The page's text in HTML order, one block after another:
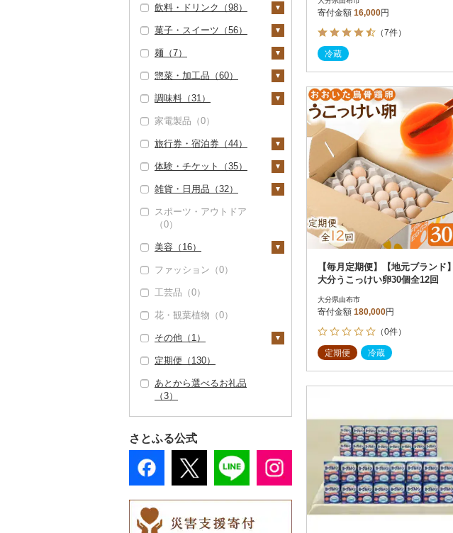
常陸牛（0）
上州牛（0）
飛騨牛（0）
近江牛（0）
神戸牛・神戸ビーフ
あか牛（0）
宮崎牛（0）
その他牛肉（精肉）
赤鶏さつま（0）
その他鶏肉（3）
海苔（1）
わかめ（0）
ひじき（0）
その他海苔・海藻
干物（0）
その他魚介・加工品
（0）
かまぼこ・練り製品
（0）
その他魚介・加工品
（3）
あきたこまち（0）
ひとめぼれ（1）
ミルキークィーン
（0）
（0）
自然薯（0）
レンコン（0）
にんにく・生姜（0）
その他根菜（0）
きのこ（9）
しいたけ（9）
松茸（0）
その他きのこ（0）
その他野菜（4）
山菜（1）
かぼちゃ（0）
茄子（0）
レタス（0）
その他野菜（3）
ビール・発泡酒（6）
ビール（0）
発泡酒（0）
地ビール・クラフトビ
日本酒（0）
焼酎（7）
芋焼酎（0）
麦焼酎（7）
米焼酎（0）
黒糖焼酎（0）
その他焼酎（0）
梅酒（3）
泡盛（0）
ワイン（1）
白ワイン（0）
赤ワイン（0）
シャンパン・スパーク
その他ワイン（1）
ウイスキー（0）
リキュール・洋酒
ノンアルコール（1）
その他酒（5）
飲料・ドリンク（98）
水・ミネラルウォータ
（3）
飲料（1）
コーヒー豆（1）
粉（1）
ドリップ（1）
茶（0）
果汁飲料（16）
りんごジュース（0）
みかんジュース（オレ
ンジジュース）（0）
6）
紅茶（0）
その他飲料・ジュース
（75）
炭酸飲料（71）
豆乳（0）
その他飲料・ジュース
（3）
菓子・スイーツ（56）
ケーキ（4）
クッキー（5）
焼き菓子（4）
プリン（8）
ゼリー（0）
チョコレート（3）
カステラ（5）
アイス・ジェラート
（4）
その他洋菓子（7）
煎餅・おかき（1）
羊羹（1）
饅頭（0）
大福（0）
その他和菓子（17）
麺（7）
ラーメン（3）
うどん（0）
そば（3）
パスタ（0）
ひやむぎ（0）
そうめん（0）
その他麺（1）
惣菜・加工品（60）
惣菜（17）
餃子（0）
シュウマイ（0）
コロッケ（1）
その他惣菜（17）
カレー・シチュー
その他鍋（0）
スープ（0）
豆腐・納豆（0）
漬物（3）
梅干（0）
キムチ（0）
その他漬物（3）
缶詰・瓶詰（11）
肉（0）
魚（0）
果物（0）
ジャム（10）
（3）
乾物（3）
燻製（スモーク）
その他加工品（23）
調味料（31）
砂糖（0）
塩（5）
醤油（5）
味噌（1）
酢（16）
こしょう（2）
その他調味料（10）
家電製品（0）
旅行券・宿泊券（44）
旅行券（9）
JTBふるさと旅行クー
（6）
（紙券）（3）
その他旅行券（0）
宿泊券（35）
体験・チケット（35）
PayPay商品券（15）
食事券（8）
用券（1）
水族館（0）
動物園（0）
釣り（0）
ダイビング（0）
スキーチケット・リフ
ゴルフプレー券（4）
GDOふるさとゴルフ
プレークーポン（4）
その他のゴルフプレー
券（0）
花火大会チケット
（0）
カタログギフト（0）
その他体験・チケット
雑貨・日用品（32）
家具・インテリア
（4）
タンス（0）
机・テーブル（0）
椅子・チェア・ソファ
ア（4）
寝具（0）
タオル（0）
文房具・印鑑（1）
ボールペン（0）
ノート・ファイル
その他文房具（1）
食器（4）
グラス・カップ（0）
タンブラー（0）
箸（2）
ナイフ（1）
皿・椀（1）
弁当箱（0）
その他食器（0）
キッチン用品（3）
包丁（0）
フライパン（0）
土鍋（0）
その他キッチン用品
（3）
日用品（0）
楽器・器材（0）
（3）
ご当地キャラクター
（0）
ベビー用品（0）
ペット用品（0）
スポーツ・アウトドア
（0）
美容（16）
スキンケア（6）
化粧水・乳液・美容液
（4）
シャンプー・リンス
（0）
入浴剤（0）
アロマ（10）
その他美容（0）
ファッション（0）
工芸品（0）
花・観葉植物（0）
その他（1）
地域サービス（1）
その他（0）
定期便（130）
あとから選べるお礼品
（3）
さとふる公式
寄付金額 16,000円
（7件）
冷蔵
【毎月定期便】【地元ブランド】
大分うこっけい卵30個全12回
大分県由布市
寄付金額 180,000円
（0件）
定期便 冷蔵